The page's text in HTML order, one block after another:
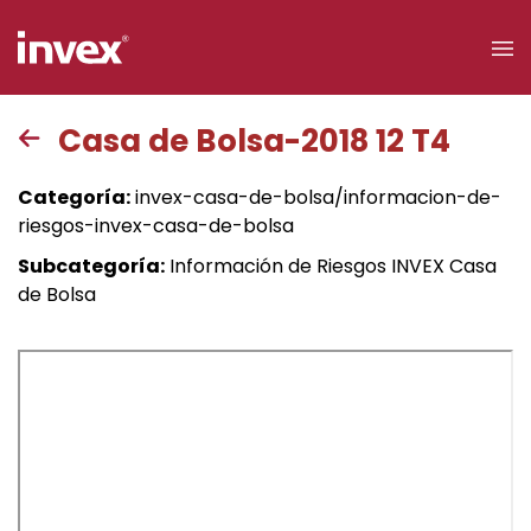
Acceso a
clientes
Buscar
Casa de Bolsa-2018 12 T4
Categoría:invex-casa-de-bolsa/informacion-de-
riesgos-invex-casa-de-bolsa
Subcategoría: Información de Riesgos INVEX Casa
de Bolsa